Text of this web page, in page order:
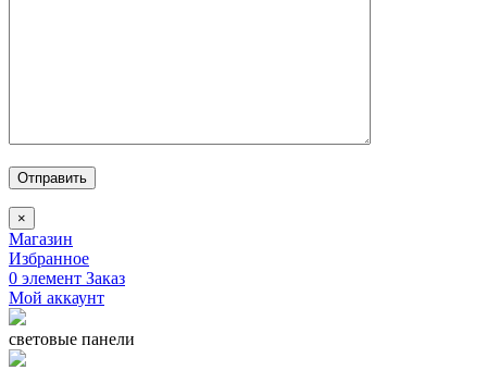
Отправить
×
Магазин
Избранное
0 элемент Заказ
Мой аккаунт
световые панели